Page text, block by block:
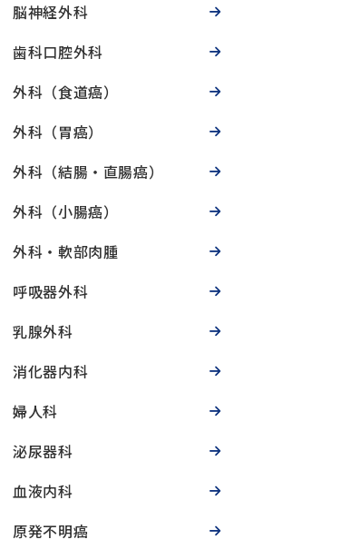
脳神経外科
歯科口腔外科
外科（食道癌）
外科（胃癌）
外科（結腸・直腸癌）
外科（小腸癌）
外科・軟部肉腫
呼吸器外科
乳腺外科
消化器内科
婦人科
泌尿器科
血液内科
原発不明癌